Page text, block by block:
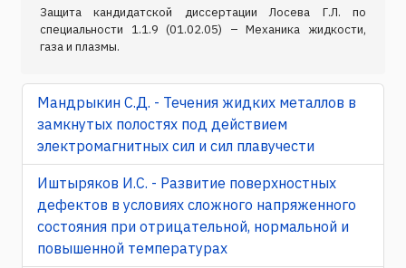
Защита кандидатской диссертации Лосева Г.Л. по
специальности 1.1.9 (01.02.05) – Механика жидкости,
газа и плазмы.
Мандрыкин С.Д. - Течения жидких металлов в
замкнутых полостях под действием
электромагнитных сил и сил плавучести
Иштыряков И.С. - Развитие поверхностных
дефектов в условиях сложного напряженного
состояния при отрицательной, нормальной и
повышенной температурах